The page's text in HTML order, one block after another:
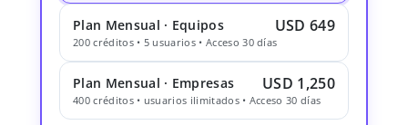
Plan Mensual · Equipos USD 649
200 créditos • 5 usuarios • Acceso 30 días
Plan Mensual · Empresas USD 1,250
400 créditos • usuarios ilimitados • Acceso 30 días